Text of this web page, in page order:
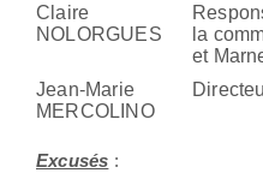
Claire
NOLORGUES
la
et
Jean-Marie
MERCOLINO
Excusés :